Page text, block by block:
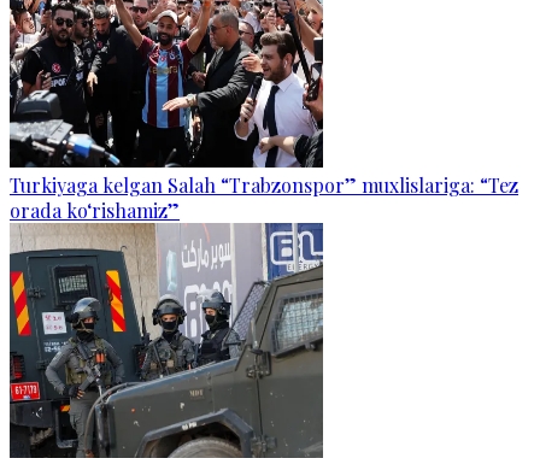
Turkiyaga kelgan Salah “Trabzonspor” muxlislariga: “Tez
orada ko‘rishamiz”